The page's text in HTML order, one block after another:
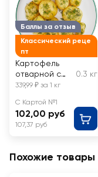
Баллы за отзыв
Классический реце
пт
Картофель
отварной с
укропом
весовой
0.3 кг
339,99 ₽ за 1 кг
С Картой №1
102,00 руб
107,37 руб
Похожие товары